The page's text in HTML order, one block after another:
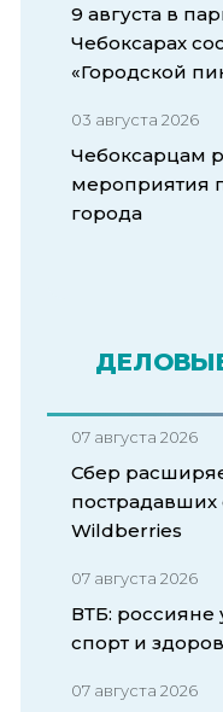
9 августа в
Чебоксарах
«Городской
03 августа 2026
Чебоксарцам
мероприятия
города
07 августа 2026
Сбер
пострадавших
Wildberries
07 августа 2026
ВТБ: россияне
спорт и
07 августа 2026